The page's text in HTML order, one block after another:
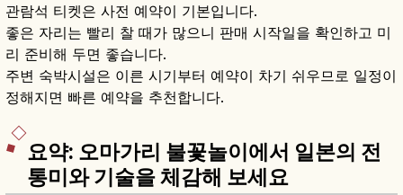
관람석 티켓은 사전 예약이 기본입니다.
좋은 자리는 빨리 찰 때가 많으니 판매 시작일을 확인하고 미
리 준비해 두면 좋습니다.
주변 숙박시설은 이른 시기부터 예약이 차기 쉬우므로 일정이
정해지면 빠른 예약을 추천합니다.
요약: 오마가리 불꽃놀이에서 일본의 전
통미와 기술을 체감해 보세요